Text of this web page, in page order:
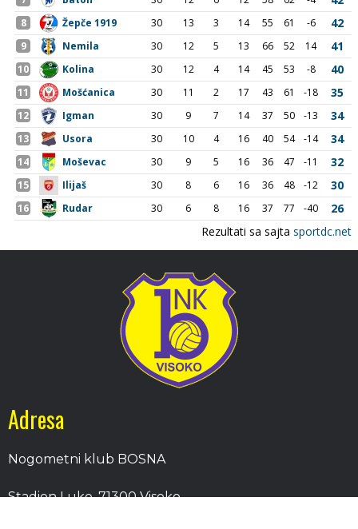
Adresa
Nogometni klub BOSNA
Stadion Luke, 71300 Visoko